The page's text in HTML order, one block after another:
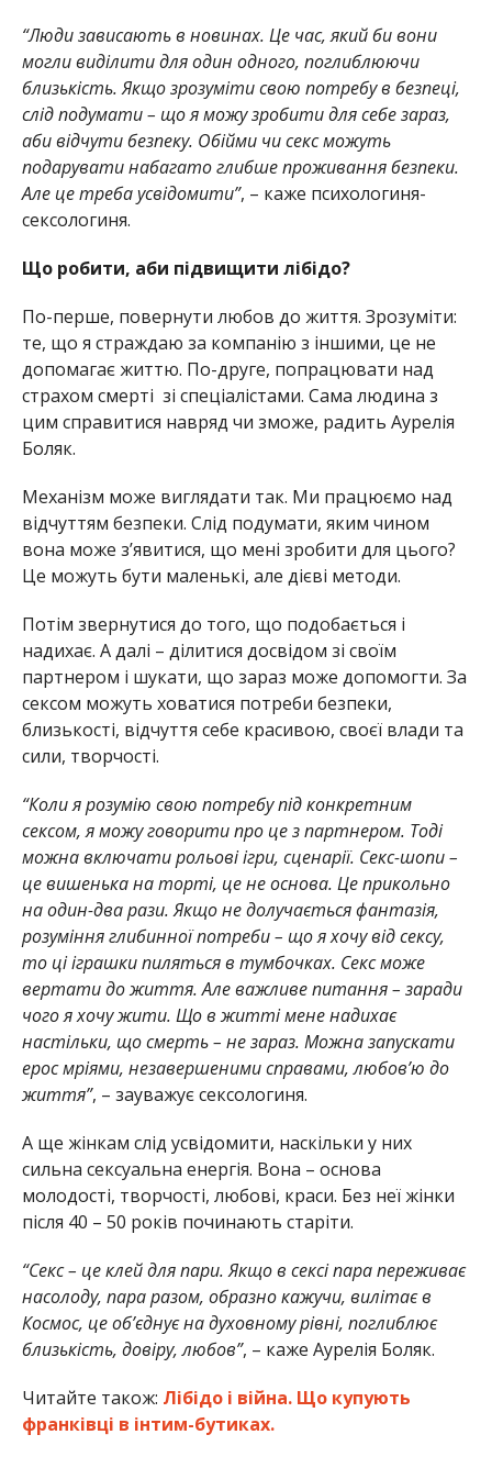
“Люди зависають в новинах. Це час, який би вони
могли виділити для один одного, поглиблюючи
близькість. Якщо зрозуміти свою потребу в безпеці,
слід подумати – що я можу зробити для себе зараз,
аби відчути безпеку. Обійми чи секс можуть
подарувати набагато глибше проживання безпеки.
Але це треба усвідомити”, – каже психологиня-
сексологиня.
Що робити, аби підвищити лібідо?
По-перше, повернути любов до життя. Зрозуміти:
те, що я страждаю за компанію з іншими, це не
допомагає життю. По-друге, попрацювати над
страхом смерті зі спеціалістами. Сама людина з
цим справитися навряд чи зможе, радить Аурелія
Боляк.
Механізм може виглядати так. Ми працюємо над
відчуттям безпеки. Слід подумати, яким чином
вона може з’явитися, що мені зробити для цього?
Це можуть бути маленькі, але дієві методи.
Потім звернутися до того, що подобається і
надихає. А далі – ділитися досвідом зі своїм
партнером і шукати, що зараз може допомогти. За
сексом можуть ховатися потреби безпеки,
близькості, відчуття себе красивою, своєї влади та
сили, творчості.
“Коли я розумію свою потребу під конкретним
сексом, я можу говорити про це з партнером. Тоді
можна включати рольові ігри, сценарії. Секс-шопи –
це вишенька на торті, це не основа. Це прикольно
на один-два рази. Якщо не долучається фантазія,
розуміння глибинної потреби – що я хочу від сексу,
то ці іграшки пиляться в тумбочках. Секс може
вертати до життя. Але важливе питання – заради
чого я хочу жити. Що в житті мене надихає
настільки, що смерть – не зараз. Можна запускати
ерос мріями, незавершеними справами, любов’ю до
життя”, – зауважує сексологиня.
А ще жінкам слід усвідомити, наскільки у них
сильна сексуальна енергія. Вона – основа
молодості, творчості, любові, краси. Без неї жінки
після 40 – 50 років починають старіти.
“Секс – це клей для пари. Якщо в сексі пара переживає
насолоду, пара разом, образно кажучи, вилітає в
Космос, це об’єднує на духовному рівні, поглиблює
близькість, довіру, любов”, – каже Аурелія Боляк.
Читайте також: Лібідо і війна. Що купують
франківці в інтим-бутиках.